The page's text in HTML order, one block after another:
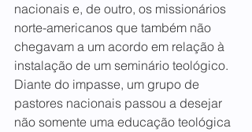
nacionais e, de outro, os missionários
norte-americanos que também não
chegavam a um acordo em relação à
instalação de um seminário teológico.
Diante do impasse, um grupo de
pastores nacionais passou a desejar
não somente uma educação teológica